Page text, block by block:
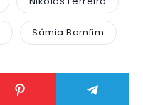
Sâmia Bomfim